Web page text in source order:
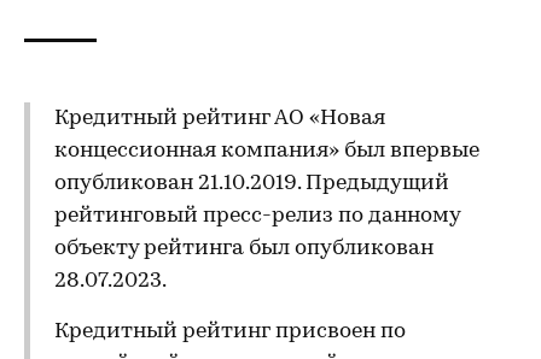
Кредитный рейтинг АО «Новая
концессионная компания» был впервые
опубликован 21.10.2019. Предыдущий
рейтинговый пресс-релиз по данному
объекту рейтинга был опубликован
28.07.2023.
Кредитный рейтинг присвоен по